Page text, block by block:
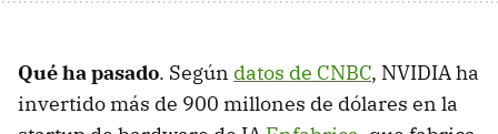
Qué ha pasado. Según datos de CNBC, NVIDIA ha
invertido más de 900 millones de dólares en la